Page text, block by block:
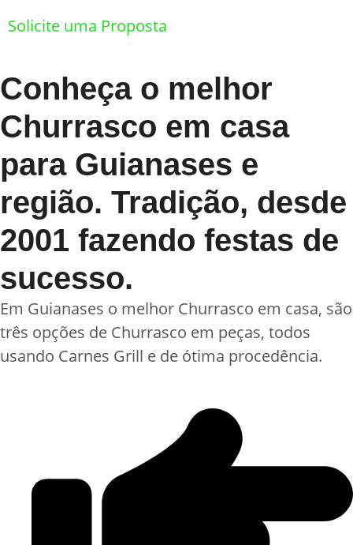
Solicite uma Proposta
Conheça o melhor
Churrasco em casa
para Guianases e
região. Tradição, desde
2001 fazendo festas de
sucesso.
Em Guianases o melhor Churrasco em casa, são
três opções de Churrasco em peças, todos
usando Carnes Grill e de ótima procedência.